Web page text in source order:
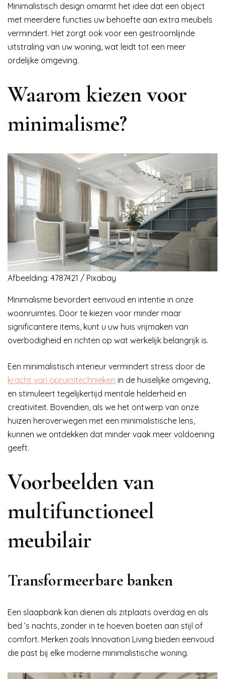
Minimalistisch design omarmt het idee dat een object
met meerdere functies uw behoefte aan extra meubels
vermindert. Het zorgt ook voor een gestroomlijnde
uitstraling van uw woning, wat leidt tot een meer
ordelijke omgeving.
Waarom kiezen voor
minimalisme?
Afbeelding: 4787421 / Pixabay
Minimalisme bevordert eenvoud en intentie in onze
woonruimtes. Door te kiezen voor minder maar
significantere items, kunt u uw huis vrijmaken van
overbodigheid en richten op wat werkelijk belangrijk is.
Een minimalistisch interieur vermindert stress door de
kracht van opruimtechnieken in de huiselijke omgeving,
en stimuleert tegelijkertijd mentale helderheid en
creativiteit. Bovendien, als we het ontwerp van onze
huizen heroverwegen met een minimalistische lens,
kunnen we ontdekken dat minder vaak meer voldoening
geeft.
Voorbeelden van
multifunctioneel
meubilair
Transformeerbare banken
Een slaapbank kan dienen als zitplaats overdag en als
bed ’s nachts, zonder in te hoeven boeten aan stijl of
comfort. Merken zoals Innovation Living bieden eenvoud
die past bij elke moderne minimalistische woning.